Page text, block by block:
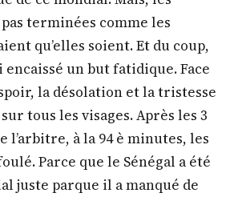
terminées comme les
qu’elles soient. Et du coup,
un but fatidique. Face
la désolation et la tristesse
tous les visages. Après les 3
l’arbitre, à la 94 è minutes, les
Parce que le Sénégal a été
juste parque il a manqué de